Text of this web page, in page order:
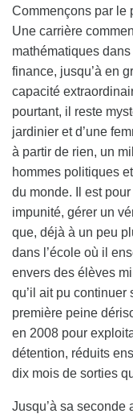
Commençons par le
Une carrière
mathématiques
finance, jusqu’à en
capacité
pourtant, il reste
jardinier et d’une
à partir de rien, un
hommes politiques
du monde. Il est
impunité, gérer un
que, déjà à un peu
dans l’école où il
envers des élèves
qu’il ait pu
première peine
en 2008 pour
détention, réduits
dix mois de sorties
Jusqu’à sa seconde